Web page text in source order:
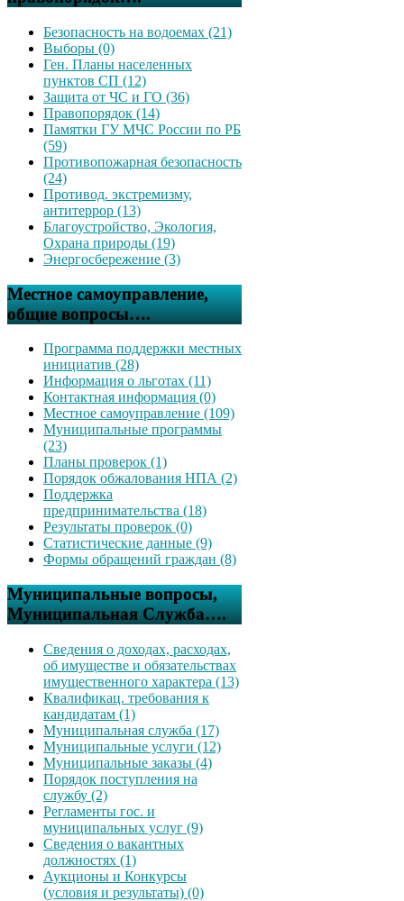
Безопасность на водоемах (21)
Выборы (0)
Ген. Планы населенных
пунктов СП (12)
Защита от ЧС и ГО (36)
Правопорядок (14)
Памятки ГУ МЧС России по РБ
(59)
Противопожарная безопасность
(24)
Противод. экстремизму,
антитеррор (13)
Благоустройство, Экология,
Охрана природы (19)
Энергосбережение (3)
Местное самоуправление,
общие вопросы….
Программа поддержки местных
инициатив (28)
Информация о льготах (11)
Контактная информация (0)
Местное самоуправление (109)
Муниципальные программы
(23)
Планы проверок (1)
Порядок обжалования НПА (2)
Поддержка
предпринимательства (18)
Результаты проверок (0)
Статистические данные (9)
Формы обращений граждан (8)
Муниципальные вопросы,
Муниципальная Служба….
Сведения о доходах, расходах,
об имуществе и обязательствах
имущественного характера (13)
Квалификац. требования к
кандидатам (1)
Муниципальная служба (17)
Муниципальные услуги (12)
Муниципальные заказы (4)
Порядок поступления на
службу (2)
Регламенты гос. и
муниципальных услуг (9)
Сведения о вакантных
должностях (1)
Аукционы и Конкурсы
(условия и результаты) (0)